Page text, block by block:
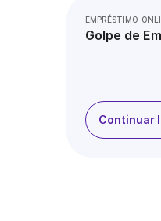
EMPRÉSTIMO
Golpe de
Continuar